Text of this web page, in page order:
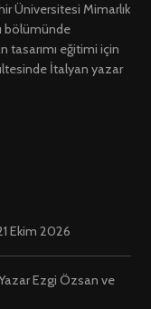
Üniversitesi Mimarlık
bölümünde
tasarımı eğitimi için
İtalyan yazar
Ekim 2026
Ezgi Özsan ve